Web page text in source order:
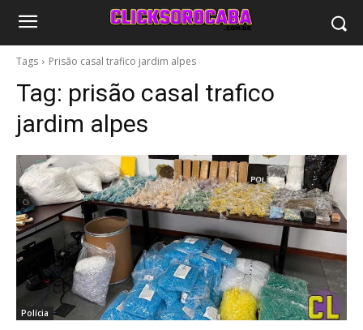
Tags Prisão casal trafico jardim alpes
Tag: prisão casal trafico
jardim alpes
Polícia